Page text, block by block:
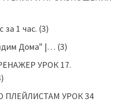
за 1 час. (3)
Дома" |… (3)
УРОК 17.
УРОК 34